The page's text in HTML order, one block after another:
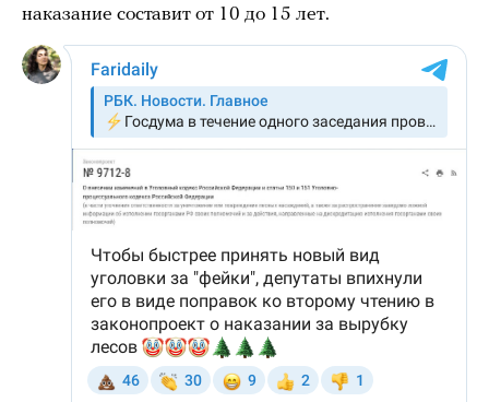
наказание составит от 10 до 15 лет.